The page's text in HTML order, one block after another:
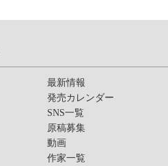
最新情報
発売カレンダー
SNS一覧
原稿募集
動画
作家一覧